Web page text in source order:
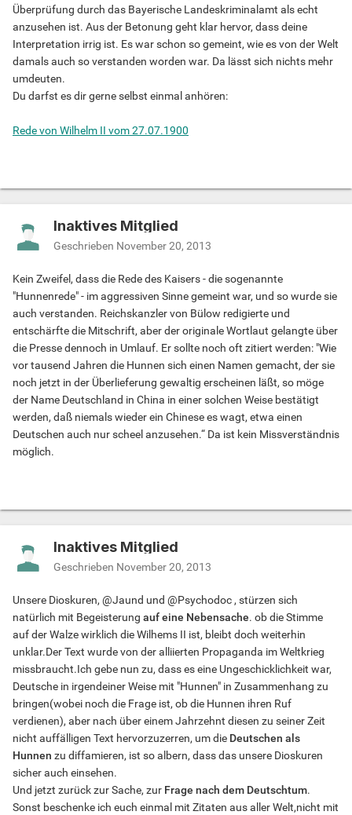
Überprüfung durch das Bayerische Landeskriminalamt als echt
anzusehen ist. Aus der Betonung geht klar hervor, dass deine
Interpretation irrig ist. Es war schon so gemeint, wie es von der Welt
damals auch so verstanden worden war. Da lässt sich nichts mehr
umdeuten.
Du darfst es dir gerne selbst einmal anhören:
Rede von Wilhelm II vom 27.07.1900
Inaktives Mitglied
Geschrieben November 20, 2013
Kein Zweifel, dass die Rede des Kaisers - die sogenannte
"Hunnenrede" - im aggressiven Sinne gemeint war, und so wurde sie
auch verstanden. Reichskanzler von Bülow redigierte und
entschärfte die Mitschrift, aber der originale Wortlaut gelangte über
die Presse dennoch in Umlauf. Er sollte noch oft zitiert werden: "Wie
vor tausend Jahren die Hunnen sich einen Namen gemacht, der sie
noch jetzt in der Überlieferung gewaltig erscheinen läßt, so möge
der Name Deutschland in China in einer solchen Weise bestätigt
werden, daß niemals wieder ein Chinese es wagt, etwa einen
Deutschen auch nur scheel anzusehen.“ Da ist kein Missverständnis
möglich.
Inaktives Mitglied
Geschrieben November 20, 2013
Unsere Dioskuren, @Jaund und @Psychodoc , stürzen sich
natürlich mit Begeisterung auf eine Nebensache. ob die Stimme
auf der Walze wirklich die Wilhems II ist, bleibt doch weiterhin
unklar.Der Text wurde von der alliierten Propaganda im Weltkrieg
missbraucht.Ich gebe nun zu, dass es eine Ungeschicklichkeit war,
Deutsche in irgendeiner Weise mit "Hunnen" in Zusammenhang zu
bringen(wobei noch die Frage ist, ob die Hunnen ihren Ruf
verdienen), aber nach über einem Jahrzehnt diesen zu seiner Zeit
nicht auffälligen Text hervorzuzerren, um die Deutschen als
Hunnen zu diffamieren, ist so albern, dass das unsere Dioskuren
sicher auch einsehen.
Und jetzt zurück zur Sache, zur Frage nach dem Deutschtum.
Sonst beschenke ich euch einmal mit Zitaten aus aller Welt,nicht mit